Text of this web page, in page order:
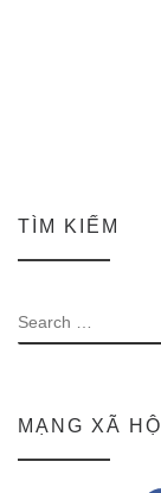
TÌM KIẾM
SEARCH
MẠNG XÃ HỘI